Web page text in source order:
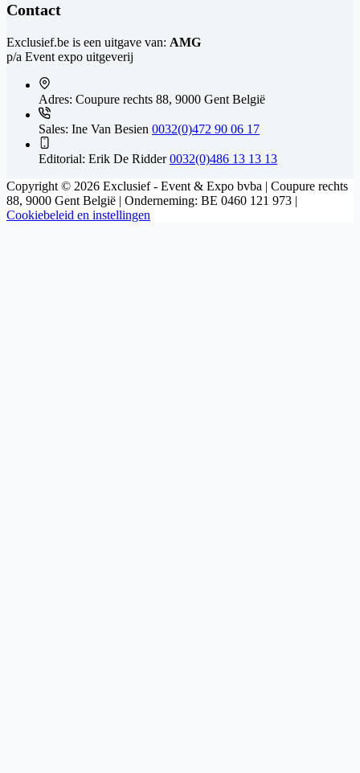
Contact
Exclusief.be is een uitgave van: AMG
p/a Event expo uitgeverij
Adres: Coupure rechts 88, 9000 Gent België
Sales: Ine Van Besien 0032(0)472 90 06 17
Editorial: Erik De Ridder0032(0)486 13 13 13
Copyright © 2026 Exclusief - Event & Expo bvba | Coupure rechts
88, 9000 Gent België | Onderneming: BE 0460 121 973 |
Cookiebeleid en instellingen